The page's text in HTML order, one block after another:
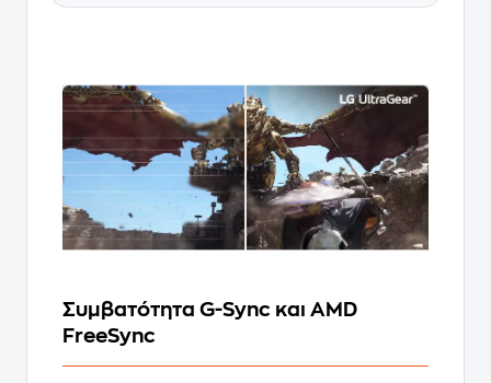
Συμβατότητα G-Sync και AMD
FreeSync